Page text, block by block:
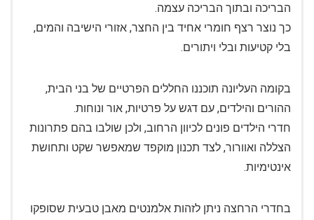
הבריכה ובתוך הבריכה עצמה.
כך נוצר רצף חומרי אחיד בין החצר, אזורי הישיבה והמים,
בלי קטיעות ובלי ויתורים.
בקומה העליונה תוכננו החללים הפרטיים של בני הבית,
ההורים והילדים, עם דגש על פרטיות, אור ונוחות.
חדרי הילדים פונים לכיוון הרחוב, ולכן שולבו בהם פתרונות
הצללה ואוורור, לצד תכנון מוקפד שמאפשר שקט ותחושת
אינטימיות.
בחדרי הרחצה ניתן לזהות אלמנטים מאבן טבעית שסופקו